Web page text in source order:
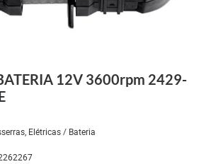
12V 3600rpm 2429-
, Elétricas / Bateria